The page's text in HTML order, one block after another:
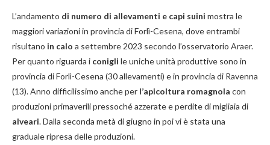
L’andamento di numero di allevamenti e capi suini mostra le
maggiori variazioni in provincia di Forlì-Cesena, dove entrambi
risultano in calo a settembre 2023 secondo l’osservatorio Araer.
Per quanto riguarda i conigli le uniche unità produttive sono in
provincia di Forlì-Cesena (30 allevamenti) e in provincia di Ravenna
(13). Anno difficilissimo anche per l’apicoltura romagnola con
produzioni primaverili pressoché azzerate e perdite di migliaia di
alveari. Dalla seconda metà di giugno in poi vi è stata una
graduale ripresa delle produzioni.